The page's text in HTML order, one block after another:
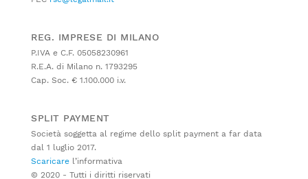
REG. IMPRESE DI MILANO
P.IVA e C.F. 05058230961
R.E.A. di Milano n. 1793295
Cap. Soc. € 1.100.000 i.v.
SPLIT PAYMENT
Società soggetta al regime dello split payment a far data
dal 1 luglio 2017.
Scaricare l’informativa
© 2020 - Tutti i diritti riservati